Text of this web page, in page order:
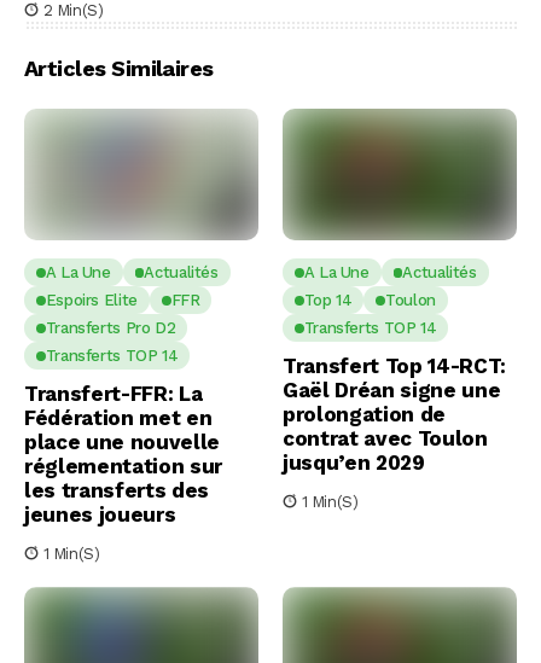
2 Min(s)
Articles Similaires
A La Une
Actualités
Espoirs Elite
FFR
Transferts Pro D2
Transferts TOP 14
Transfert-FFR: La
Fédération met en
place une nouvelle
réglementation sur
les transferts des
jeunes joueurs
1 Min(s)
A La Une
Actualités
Top 14
Toulon
Transferts TOP 14
Transfert Top 14-RCT:
Gaël Dréan signe une
prolongation de
contrat avec Toulon
jusqu’en 2029
1 Min(s)